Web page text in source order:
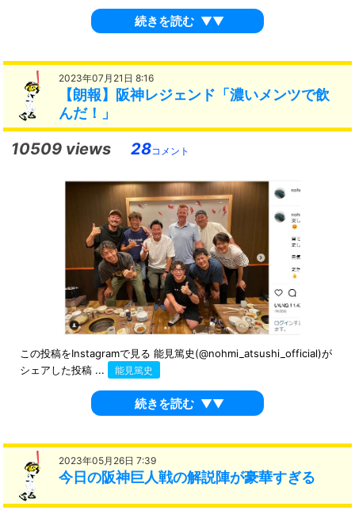
続きを読む ▼▼
2023年07月21日 8:16
【朗報】阪神レジェンド「濃いメンツで飲
んだ！」
10509 views 28コメント
この投稿をInstagramで見る 能見篤史(@nohmi_atsushi_official)が
シェアした投稿 ...
能見篤史
続きを読む ▼▼
2023年05月26日 7:39
今日の阪神巨人戦の解説陣が豪華すぎる